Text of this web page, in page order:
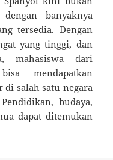
banyaknya
tersedia. Dengan
yang tinggi, dan
mahasiswa dari
mendapatkan
di salah satu negara
budaya,
dapat ditemukan